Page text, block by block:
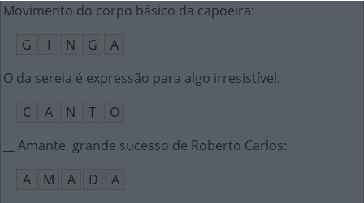
Movimento do corpo básico da capoeira:
G
I N G
A
O da sereia é expressão para algo irresistível:
C
A N T
O
__ Amante, grande sucesso de Roberto Carlos:
A
M A D
A